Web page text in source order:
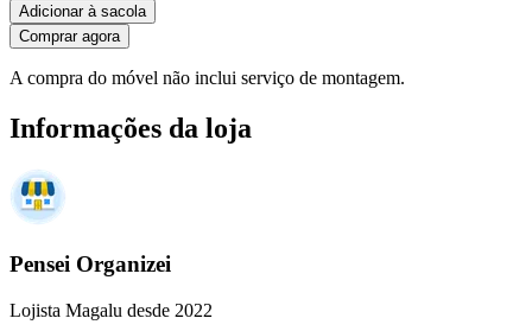
Adicionar à sacola
Comprar agora
A compra do móvel não inclui serviço de montagem.
Informações da loja
Pensei Organizei
Lojista Magalu desde 2022